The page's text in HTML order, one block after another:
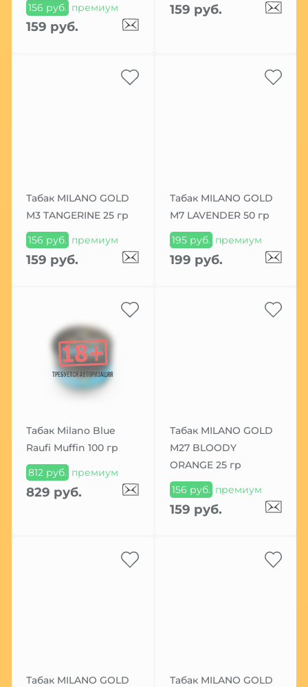
156 руб. премиум
159 руб.
159 руб.
Табак MILANO GOLD
М3 TANGERINE 25 гр
156 руб. премиум
159 руб.
Табак MILANO GOLD
М7 LAVENDER 50 гр
195 руб. премиум
199 руб.
Табак Milano Blue
Raufi Muffin 100 гр
812 руб. премиум
829 руб.
Табак MILANO GOLD
М27 BLOODY
ORANGE 25 гр
156 руб. премиум
159 руб.
Табак MILANO GOLD
Табак MILANO GOLD